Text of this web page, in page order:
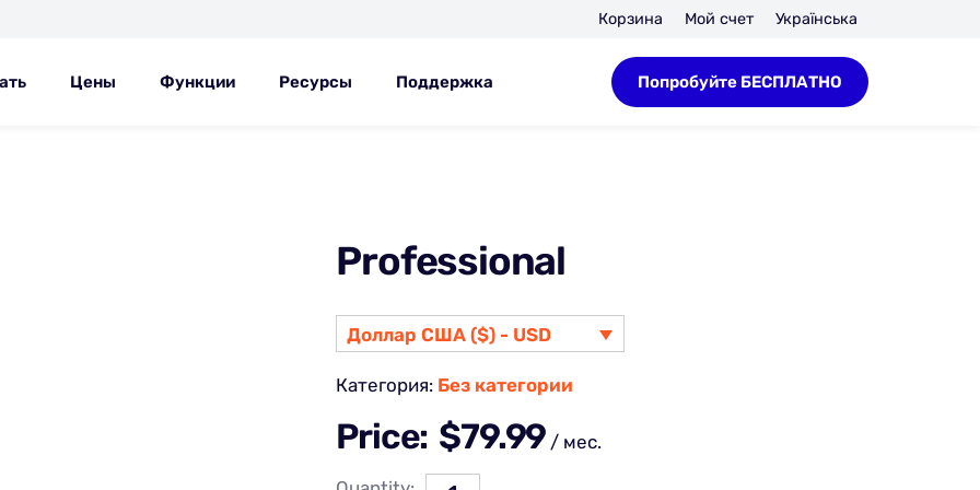
Корзина Мой счет Українська
Цены Функции Ресурсы Поддержка Попробуйте БЕСПЛАТНО
Professional
Price: $79.99 / мес.
Доллар США ($) - USD
Категория: Без категории